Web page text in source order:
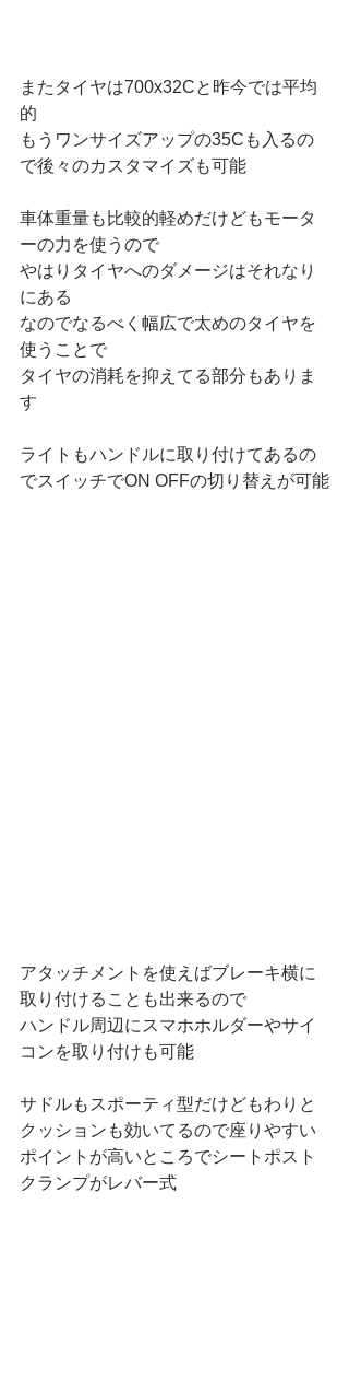
またタイヤは700x32Cと昨今では平均
的
もうワンサイズアップの35Cも入るの
で後々のカスタマイズも可能
車体重量も比較的軽めだけどもモータ
ーの力を使うので
やはりタイヤへのダメージはそれなり
にある
なのでなるべく幅広で太めのタイヤを
使うことで
タイヤの消耗を抑えてる部分もありま
す
ライトもハンドルに取り付けてあるの
でスイッチでON OFFの切り替えが可能
アタッチメントを使えばブレーキ横に
取り付けることも出来るので
ハンドル周辺にスマホホルダーやサイ
コンを取り付けも可能
サドルもスポーティ型だけどもわりと
クッションも効いてるので座りやすい
ポイントが高いところでシートポスト
クランプがレバー式